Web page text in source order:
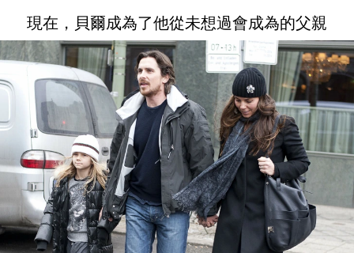
現在，貝爾成為了他從未想過會成為的父親